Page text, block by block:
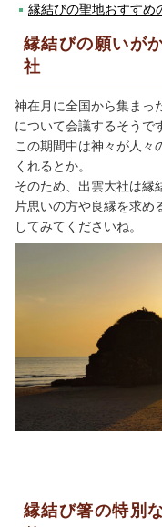
縁結びの聖地おすすめ
縁結びの願いが
社
神在月に全国から集まっ
について会議するそうで
この期間中は神々が人々
くれるとか。
そのため、出雲大社は縁
片思いの方や良縁を求め
してみてくださいね。
縁結び箸の特別